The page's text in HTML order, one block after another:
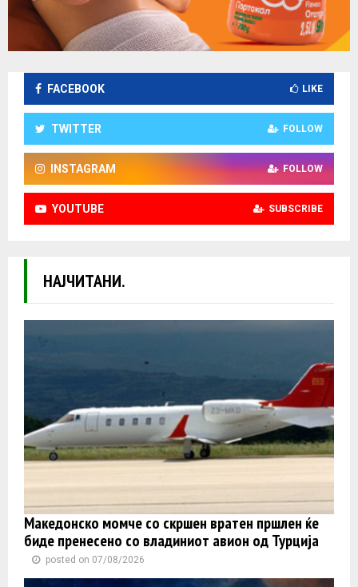
FACEBOOK LIKE
TWITTER FOLLOW
INSTAGRAM FOLLOW
YOUTUBE SUBSCRIBE
НАЈЧИТАНИ.
Македонско момче со скршен вратен пршлен ќе
биде пренесено со владиниот авион од Турција
posted on 07/08/2026